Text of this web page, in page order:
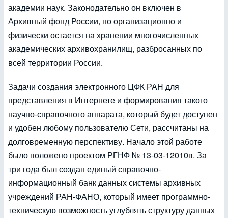
академии наук. Законодательно он включен в
Архивный фонд России, но организационно и
физически остается на хранении многочисленных
академических архивохранилищ, разбросанных по
всей территории России.
Задачи создания электронного ЦФК РАН для
представления в Интернете и формирования такого
научно-справочного аппарата, который будет доступен
и удобен любому пользователю Сети, рассчитаны на
долговременную перспективу. Начало этой работе
было положено проектом РГНФ № 13-03-12010в. За
три года был создан единый справочно-
информационный банк данных системы архивных
учреждений РАН-ФАНО, который имеет программно-
техническую возможность углублять структуру данных